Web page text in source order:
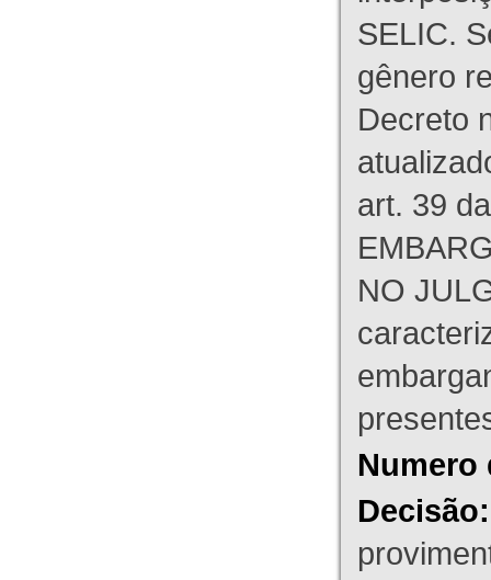
SELIC.
gênero
Decreto
art. 39
NO
Numero
Decisão: